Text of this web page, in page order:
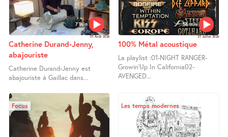
7 min
01 Août 2026
Catherine Durand-Jenny,
abajouriste
Catherine Durand-Jenny est
abajouriste à Gaillac dans...
58 min
31 Juillet 2026
100% Métal acoustique
La playlist :01-NIGHT RANGER-
Growin’Up In California02-
AVENGED...
Focus Les temps modernes